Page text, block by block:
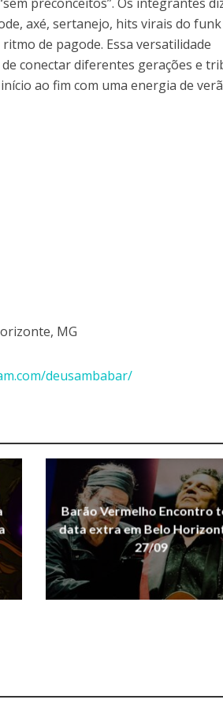
axé, sertanejo, hits virais do funk
de pagode. Essa versatilidade
conectar diferentes gerações e
ao fim com uma energia de
MG
deusambabar/
Barão Vermelho Encontro
data extra em Belo
27/09